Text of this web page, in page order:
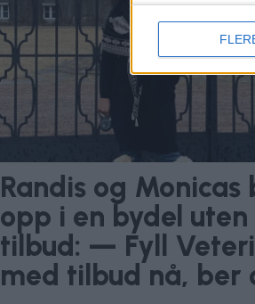
Randis og
opp i en bydel
tilbud: — Fyll
med tilbud nå, ber